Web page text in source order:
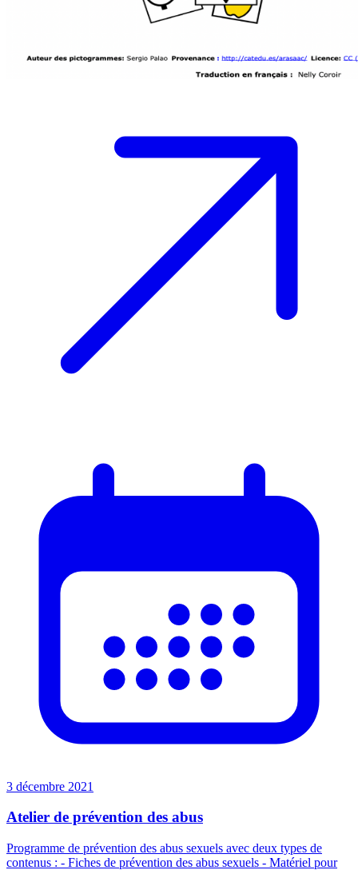
3 décembre 2021
Atelier de prévention des abus
Programme de prévention des abus sexuels avec deux types de
contenus : - Fiches de prévention des abus sexuels - Matériel pour